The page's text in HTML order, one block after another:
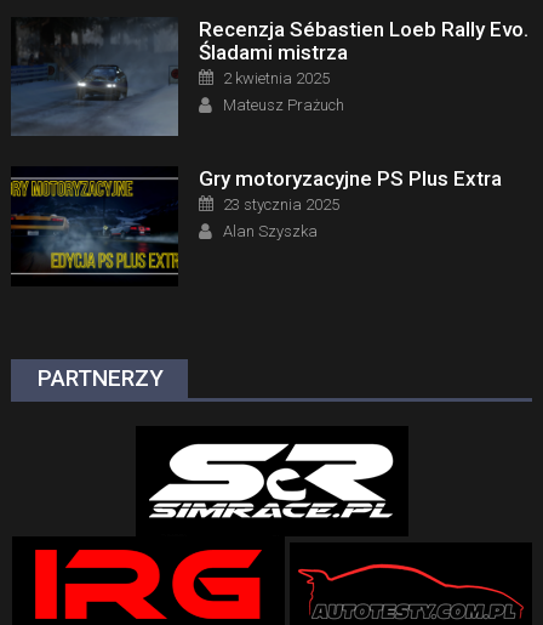
Recenzja Sébastien Loeb Rally Evo.
Śladami mistrza
Posted on
2 kwietnia 2025
Author
Mateusz Prażuch
Gry motoryzacyjne PS Plus Extra
Posted on
23 stycznia 2025
Author
Alan Szyszka
PARTNERZY